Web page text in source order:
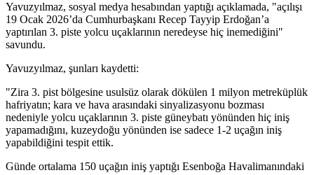
Yavuzyılmaz, sosyal medya hesabından yaptığı açıklamada, "açılışı
19 Ocak 2026’da Cumhurbaşkanı Recep Tayyip Erdoğan’a
yaptırılan 3. piste yolcu uçaklarının neredeyse hiç inemediğini"
savundu.
Yavuzyılmaz, şunları kaydetti:
"Zira 3. pist bölgesine usulsüz olarak dökülen 1 milyon metreküplük
hafriyatın; kara ve hava arasındaki sinyalizasyonu bozması
nedeniyle yolcu uçaklarının 3. piste güneybatı yönünden hiç iniş
yapamadığını, kuzeydoğu yönünden ise sadece 1-2 uçağın iniş
yapabildiğini tespit ettik.
Günde ortalama 150 uçağın iniş yaptığı Esenboğa Havalimanındaki